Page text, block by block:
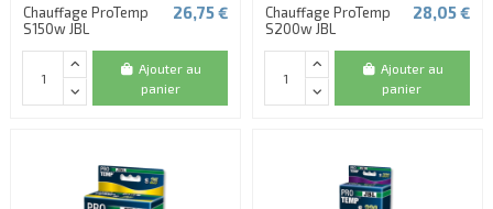
Chauffage ProTemp
S150w JBL
26,75 €
Ajouter au
panier
Chauffage ProTemp
S200w JBL
28,05 €
Ajouter au
panier